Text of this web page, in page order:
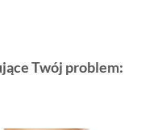
Twój problem: